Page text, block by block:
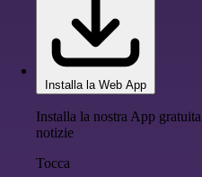
Installa la Web App
Installa la nostra App
notizie
Tocca